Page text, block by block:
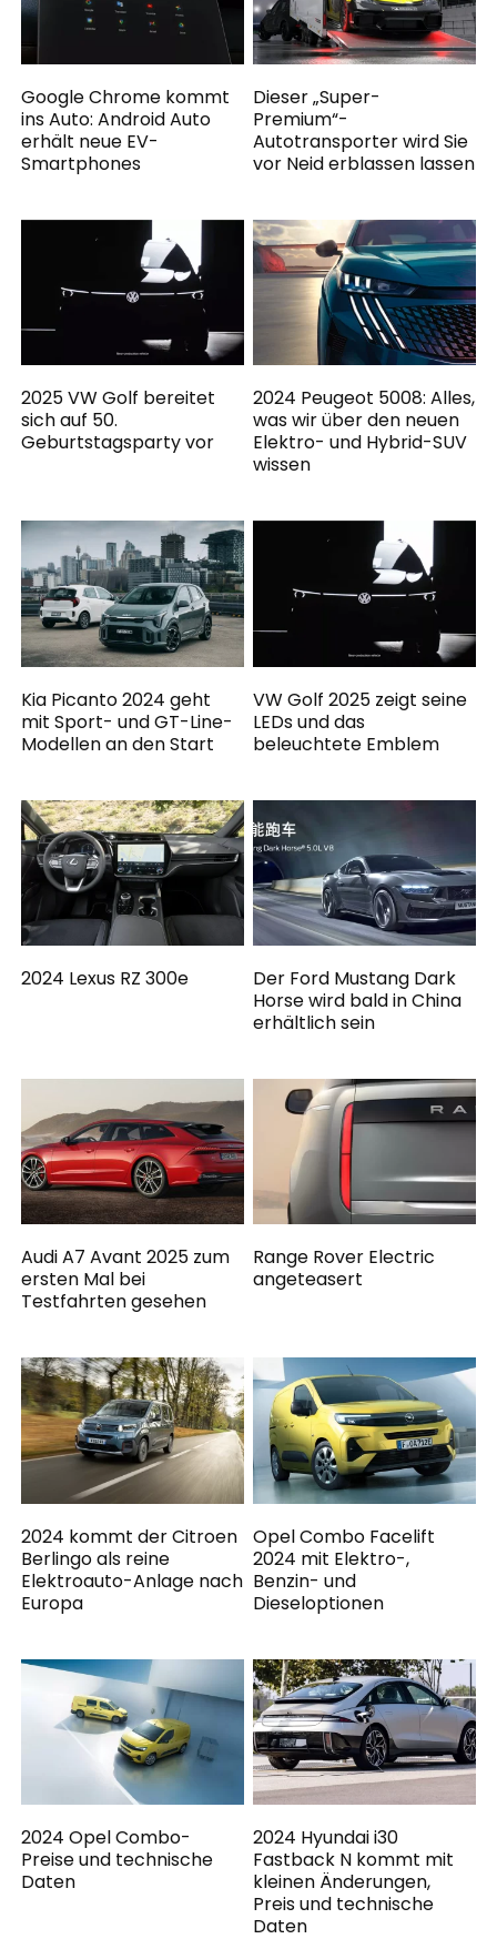
Google Chrome kommt
ins Auto: Android Auto
erhält neue EV-
Smartphones
Dieser „Super-
Premium“-
Autotransporter wird Sie
vor Neid erblassen lassen
2025 VW Golf bereitet
sich auf 50.
Geburtstagsparty vor
2024 Peugeot 5008: Alles,
was wir über den neuen
Elektro- und Hybrid-SUV
wissen
Kia Picanto 2024 geht
mit Sport- und GT-Line-
Modellen an den Start
VW Golf 2025 zeigt seine
LEDs und das
beleuchtete Emblem
2024 Lexus RZ 300e
Der Ford Mustang Dark
Horse wird bald in China
erhältlich sein
Audi A7 Avant 2025 zum
ersten Mal bei
Testfahrten gesehen
Range Rover Electric
angeteasert
2024 kommt der Citroen
Berlingo als reine
Elektroauto-Anlage nach
Europa
Opel Combo Facelift
2024 mit Elektro-,
Benzin- und
Dieseloptionen
2024 Opel Combo-
Preise und technische
Daten
2024 Hyundai i30
Fastback N kommt mit
kleinen Änderungen,
Preis und technische
Daten